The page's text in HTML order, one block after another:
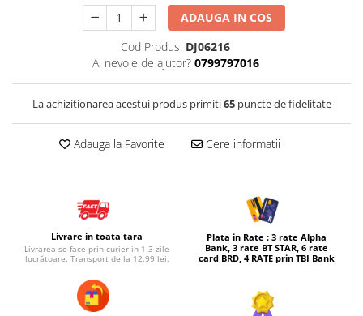
Micul explorator
Pictura, modelaj si accesorii
Tarcuri si corturi
Tarc joaca copii
Tarc joaca bebe
ADAUGA IN COS
Cod Produs: DJ06216
Ai nevoie de ajutor? 0799797016
La achizitionarea acestui produs primiti65puncte de fidelitate
Adauga la Favorite Cere informatii
Livrare in toata tara
Livrarea se face prin curier in 1-3 zile
lucrătoare. Transport de la 12.99 lei.
Plata in Rate : 3 rate Alpha
Bank, 3 rate BT STAR, 6 rate
card BRD, 4 RATE prin TBI Bank